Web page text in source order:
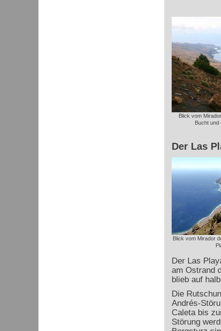
Blick vom
Bucht und
Der Las
Blick vom Mirador
Der Las
am Ostrand
blieb auf
Die
Andrés-
Caleta bis
Störung